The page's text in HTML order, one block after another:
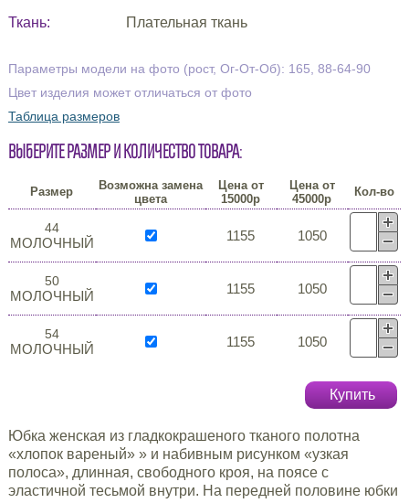
Ткань:
Плательная ткань
Параметры модели на фото (рост, Ог-От-Об): 165, 88-64-90
Цвет изделия может отличаться от фото
Таблица размеров
Выберите размер и количество товара:
Размер
Возможна замена
цвета
Цена от
15000р
Цена от
45000р
Кол-во
44
МОЛОЧНЫЙ 1155 1050
50
МОЛОЧНЫЙ 1155 1050
54
МОЛОЧНЫЙ 1155 1050
Купить
Юбка женская из гладкокрашеного тканого полотна
«хлопок вареный» » и набивным рисунком «узкая
полоса», длинная, свободного кроя, на поясе с
эластичной тесьмой внутри. На передней половине юбки